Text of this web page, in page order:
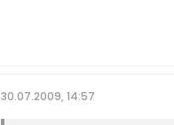
30.07.2009, 14:57